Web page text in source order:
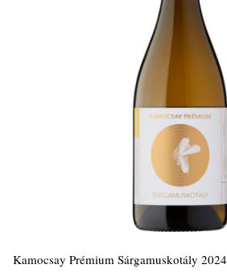
Kamocsay Prémium Sárgamuskotály 2024